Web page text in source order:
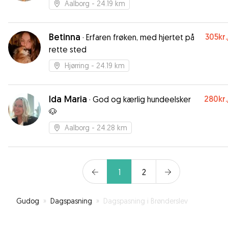
Aalborg - 24.19 km
Betinna · Erfaren frøken, med hjertet på
rette sted
305kr.
Hjørring - 24.19 km
Ida Maria · God og kærlig hundeelsker
🐶
280kr.
Aalborg - 24.28 km
1 2
Gudog » Dagspasning » Dagspasning i Brønderslev